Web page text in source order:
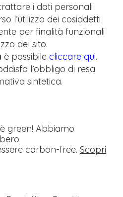
i dati personali
l’utilizzo dei cosiddetti
per finalità funzionali
del sito.
è possibile cliccare qui.
l’obbligo di resa
sintetica.
green! Abbiamo
carbon-free. Scopri